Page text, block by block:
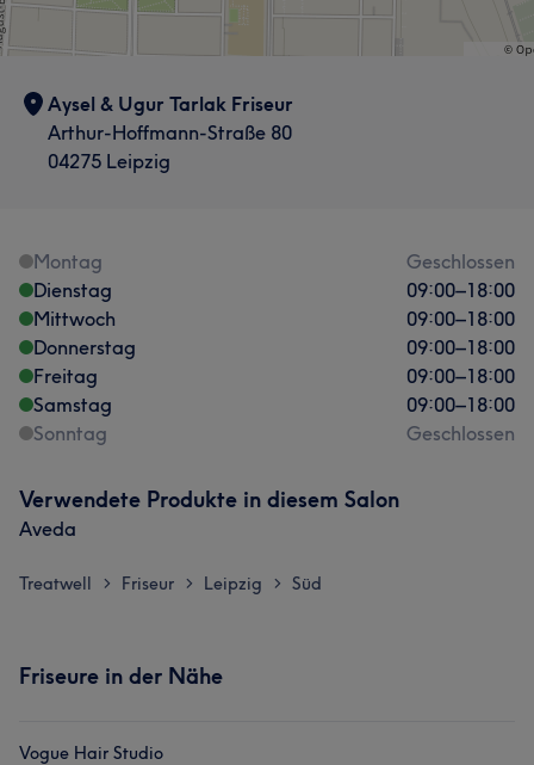
Aysel & Ugur Tarlak Friseur
Arthur-Hoffmann-Straße 80
04275 Leipzig
Montag
Geschlossen
Dienstag
09:00–18:00
Mittwoch
09:00–18:00
Donnerstag
09:00–18:00
Freitag
09:00–18:00
Samstag
09:00–18:00
Sonntag
Geschlossen
Verwendete Produkte in diesem Salon
Aveda
Treatwell > Friseur > Leipzig > Süd
Friseure in der Nähe
Vogue Hair Studio